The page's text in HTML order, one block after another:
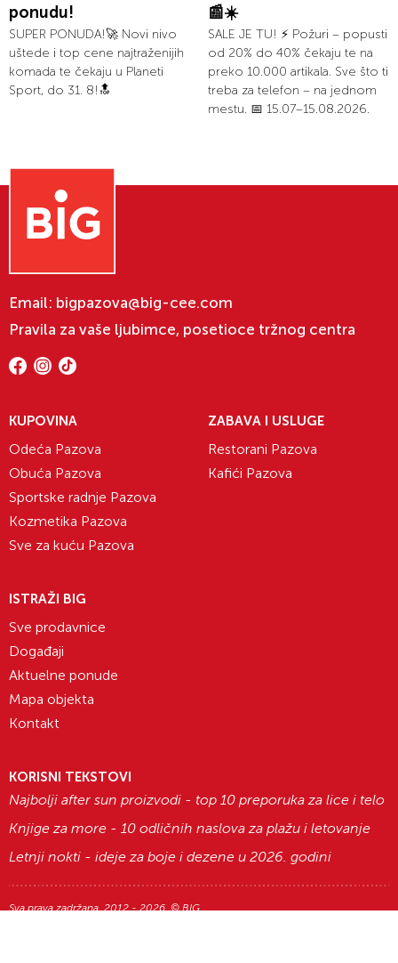
ponudu!
SUPER PONUDA!🚀 Novi nivo
uštede i top cene najtraženijih
komada te čekaju u Planeti
Sport, do 31. 8!🔝
📰☀️
SALE JE TU! ⚡ Požuri – popusti
od 20% do 40% čekaju te na
preko 10.000 artikala. Sve što ti
treba za telefon – na jednom
mestu. 📅 15.07–15.08.2026.
Email: bigpazova@big-cee.com
Pravila za vaše ljubimce, posetioce tržnog centra
KUPOVINA
Odeća Pazova
Obuća Pazova
Sportske radnje Pazova
Kozmetika Pazova
Sve za kuću Pazova
ZABAVA I USLUGE
Restorani Pazova
Kafići Pazova
ISTRAŽI BIG
Sve prodavnice
Događaji
Aktuelne ponude
Mapa objekta
Kontakt
KORISNI TEKSTOVI
Najbolji after sun proizvodi - top 10 preporuka za lice i telo
Knjige za more - 10 odličnih naslova za plažu i letovanje
Letnji nokti - ideje za boje i dezene u 2026. godini
Sva prava zadržana. 2012 - 2026. © BIG